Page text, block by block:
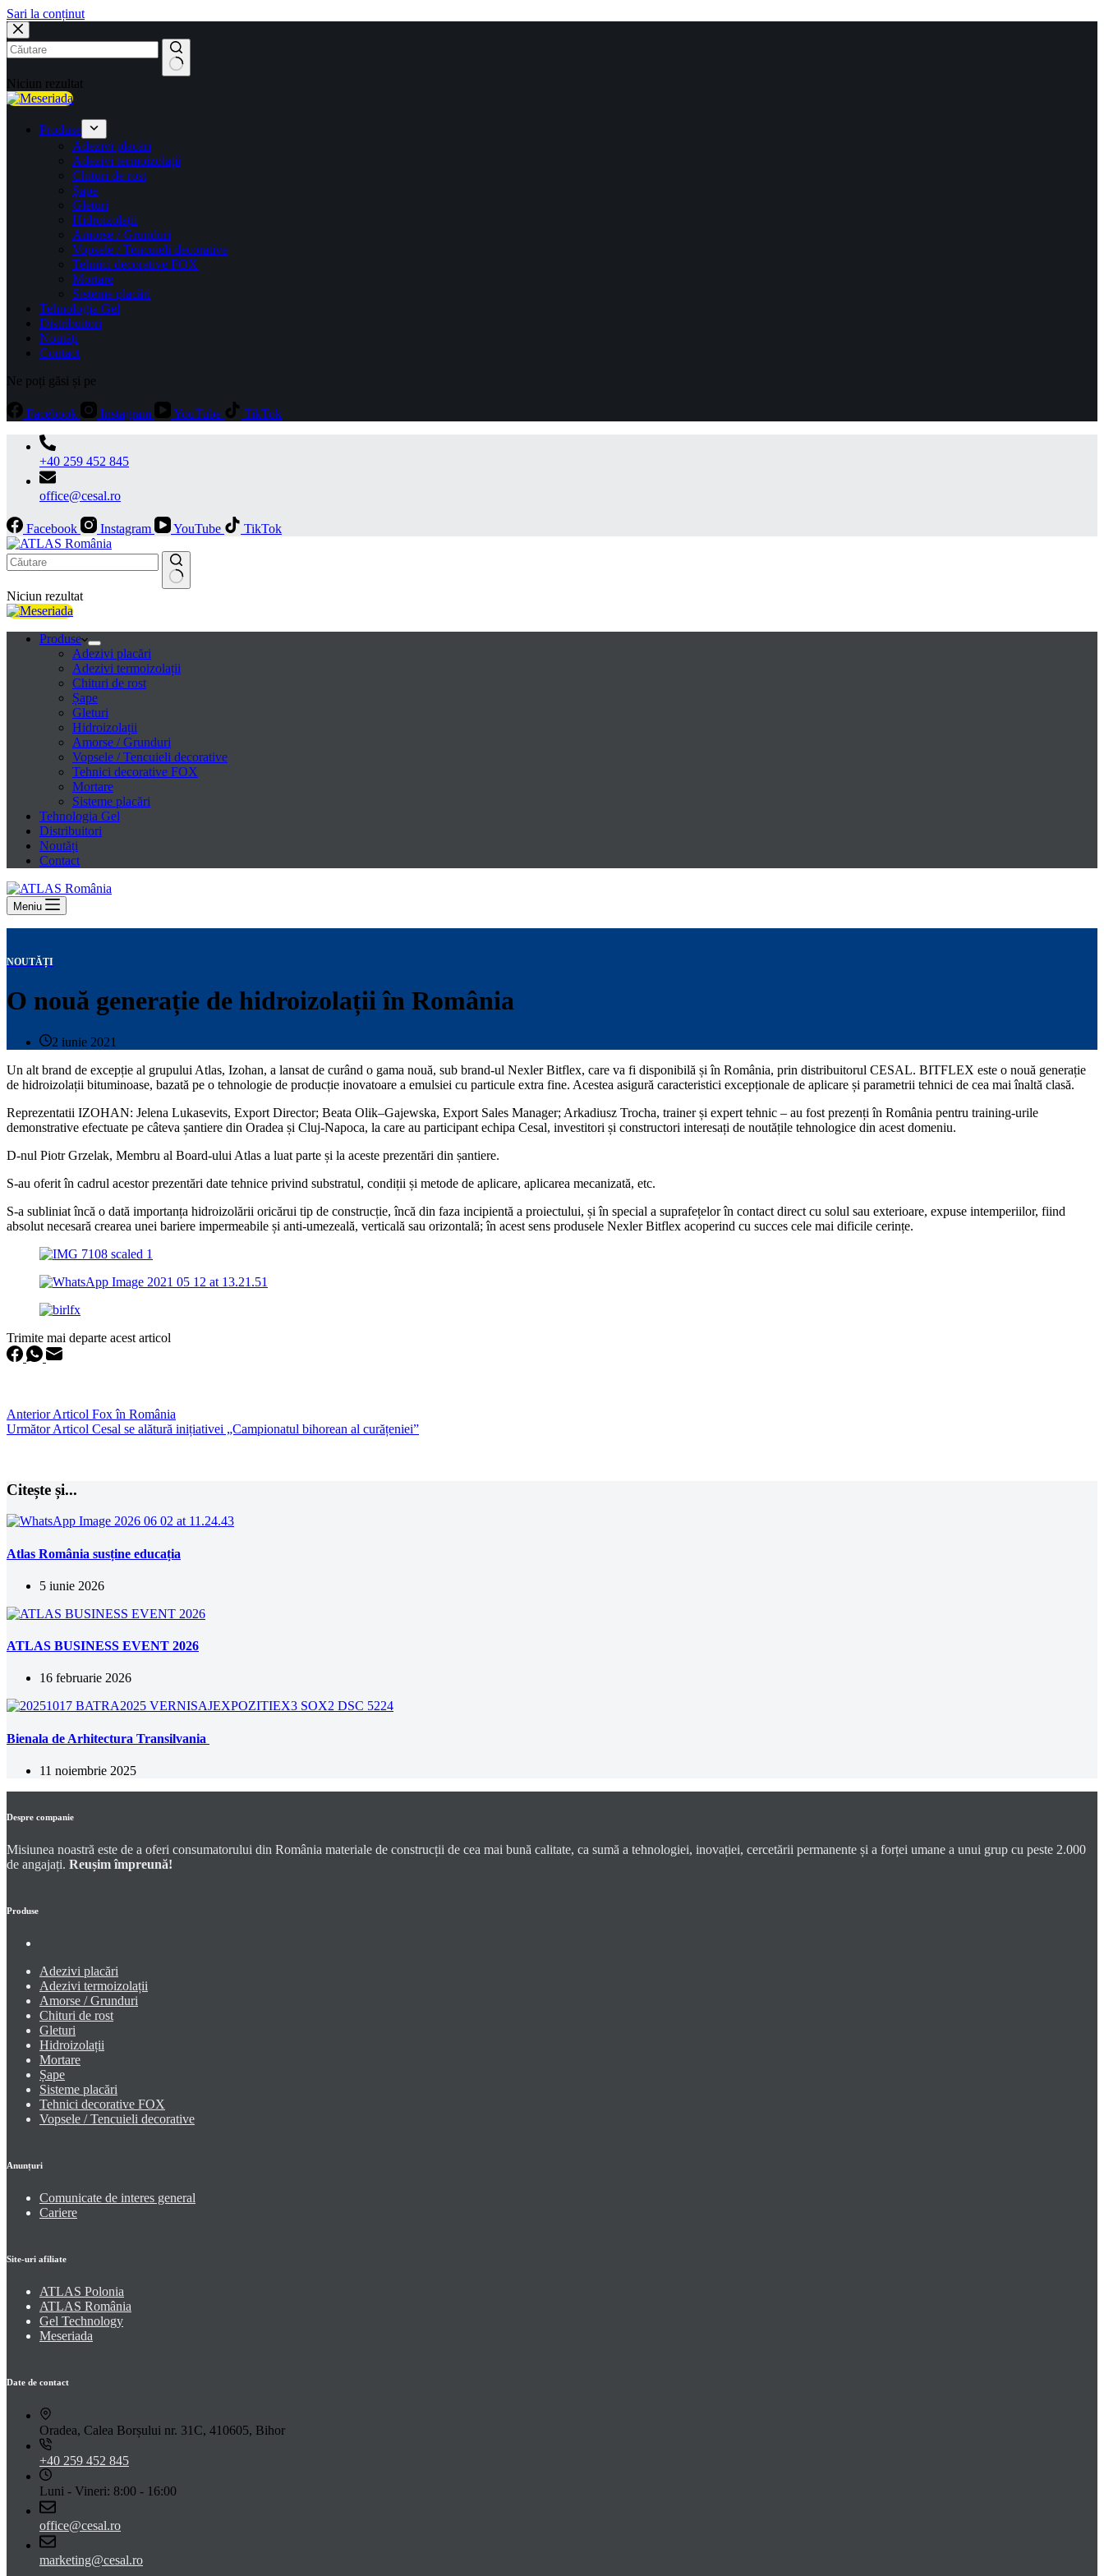
Sari la conținut
Niciun rezultat
Produse
Adezivi placări
Adezivi termoizolații
Chituri de rost
Șape
Gleturi
Hidroizolații
Amorse / Grunduri
Vopsele / Tencuieli decorative
Tehnici decorative FOX
Mortare
Sisteme placări
Tehnologia Gel
Distribuitori
Noutăți
Contact
Ne poți găsi și pe
Facebook Instagram YouTube TikTok
+40 259 452 845
office@cesal.ro
Facebook Instagram YouTube TikTok
Niciun rezultat
Produse
Adezivi placări
Adezivi termoizolații
Chituri de rost
Șape
Gleturi
Hidroizolații
Amorse / Grunduri
Vopsele / Tencuieli decorative
Tehnici decorative FOX
Mortare
Sisteme placări
Tehnologia Gel
Distribuitori
Noutăți
Contact
Meniu
NOUTĂȚI
O nouă generație de hidroizolații în România
2 iunie 2021
Un alt brand de excepție al grupului Atlas, Izohan, a lansat de curând o gama nouă, sub brand-ul Nexler Bitflex, care va fi disponibilă și în România, prin distribuitorul CESAL. BITFLEX este o nouă generație
de hidroizolații bituminoase, bazată pe o tehnologie de producție inovatoare a emulsiei cu particule extra fine. Acestea asigură caracteristici excepționale de aplicare și parametrii tehnici de cea mai înaltă clasă.
Reprezentatii IZOHAN: Jelena Lukasevits, Export Director; Beata Olik–Gajewska, Export Sales Manager; Arkadiusz Trocha, trainer și expert tehnic – au fost prezenți în România pentru training-urile
demonstrative efectuate pe câteva șantiere din Oradea și Cluj-Napoca, la care au participant echipa Cesal, investitori și constructori interesați de noutățile tehnologice din acest domeniu.
D-nul Piotr Grzelak, Membru al Board-ului Atlas a luat parte și la aceste prezentări din șantiere.
S-au oferit în cadrul acestor prezentări date tehnice privind substratul, condiții și metode de aplicare, aplicarea mecanizată, etc.
S-a subliniat încă o dată importanța hidroizolării oricărui tip de construcție, încă din faza incipientă a proiectului, și în special a suprafețelor în contact direct cu solul sau exterioare, expuse intemperiilor, fiind
absolut necesară crearea unei bariere impermeabile și anti-umezeală, verticală sau orizontală; în acest sens produsele Nexler Bitflex acoperind cu succes cele mai dificile cerințe.
Trimite mai departe acest articol
AnteriorArticol Fox în România
UrmătorArticol Cesal se alătură inițiativei „Campionatul bihorean al curățeniei”
Citește și...
Atlas România susține educația
5 iunie 2026
ATLAS BUSINESS EVENT 2026
16 februarie 2026
Bienala de Arhitectura Transilvania
11 noiembrie 2025
Despre companie
Misiunea noastră este de a oferi consumatorului din România materiale de construcții de cea mai bună calitate, ca sumă a tehnologiei, inovației, cercetării permanente și a forței umane a unui grup cu peste 2.000
de angajați. Reușim împreună!
Produse
Adezivi placări
Adezivi termoizolații
Amorse / Grunduri
Chituri de rost
Gleturi
Hidroizolații
Mortare
Șape
Sisteme placări
Tehnici decorative FOX
Vopsele / Tencuieli decorative
Anunțuri
Comunicate de interes general
Cariere
Site-uri afiliate
ATLAS Polonia
ATLAS România
Gel Technology
Meseriada
Date de contact
Oradea, Calea Borșului nr. 31C, 410605, Bihor
+40 259 452 845
Luni - Vineri: 8:00 - 16:00
office@cesal.ro
marketing@cesal.ro